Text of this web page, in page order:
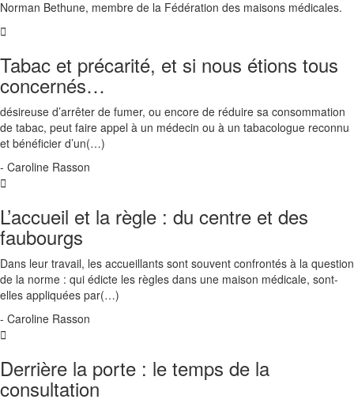
Norman Bethune, membre de la Fédération des maisons médicales.
Tabac et précarité, et si nous étions tous
concernés…
désireuse d’arrêter de fumer, ou encore de réduire sa consommation
de tabac, peut faire appel à un médecin ou à un tabacologue reconnu
et bénéficier d’un(…)
- Caroline Rasson
L’accueil et la règle : du centre et des
faubourgs
Dans leur travail, les accueillants sont souvent confrontés à la question
de la norme : qui édicte les règles dans une maison médicale, sont-
elles appliquées par(…)
- Caroline Rasson
Derrière la porte : le temps de la
consultation